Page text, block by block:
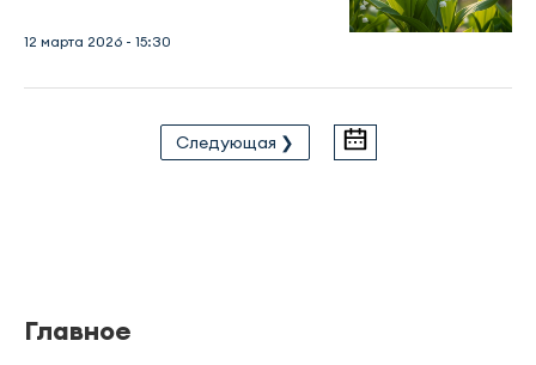
12 марта 2026 - 15:30
Следующая ❯
Главное